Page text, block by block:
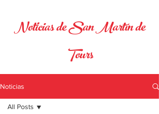
Noticias de San Martín de
Tours
Noticias
All Posts